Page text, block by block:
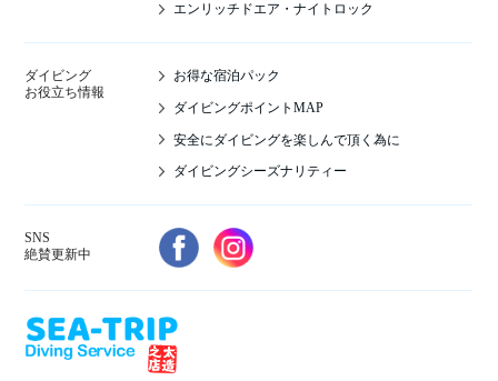
エンリッチドエア・ナイトロック
ダイビング
お役立ち情報
お得な宿泊パック
ダイビングポイントMAP
安全にダイビングを楽しんで頂く為に
ダイビングシーズナリティー
SNS
絶賛更新中